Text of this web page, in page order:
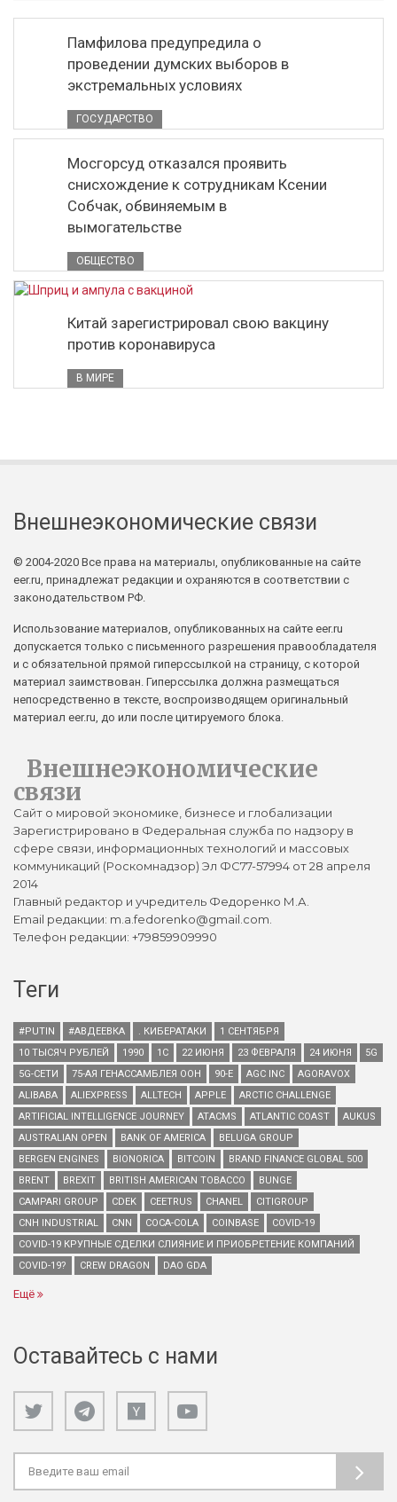
Памфилова предупредила о
проведении думских выборов в
экстремальных условиях
ГОСУДАРСТВО
Мосгорсуд отказался проявить
снисхождение к сотрудникам Ксении
Собчак, обвиняемым в
вымогательстве
ОБЩЕСТВО
Китай зарегистрировал свою вакцину
против коронавируса
В МИРЕ
Внешнеэкономические связи
© 2004-2020 Все права на материалы, опубликованные на сайте
eer.ru, принадлежат редакции и охраняются в соответствии с
законодательством РФ.
Использование материалов, опубликованных на сайте eer.ru
допускается только с письменного разрешения правообладателя
и с обязательной прямой гиперссылкой на страницу, с которой
материал заимствован. Гиперссылка должна размещаться
непосредственно в тексте, воспроизводящем оригинальный
материал eer.ru, до или после цитируемого блока.
Внешнеэкономические
связи
Сайт о мировой экономике, бизнесе и глобализации
Зарегистрировано в Федеральная служба по надзору в
сфере связи, информационных технологий и массовых
коммуникаций (Роскомнадзор) Эл ФС77-57994 от 28 апреля
2014
Главный редактор и учредитель Федоренко М.А.
Email редакции: m.a.fedorenko@gmail.com.
Телефон редакции: +79859909990
Теги
#PUTIN #АВДЕЕВКА . КИБЕРАТАКИ
1 СЕНТЯБРЯ
10 ТЫСЯЧ РУБЛЕЙ
1990 1С 22 ИЮНЯ 23 ФЕВРАЛЯ 24 ИЮНЯ
5G
5G-СЕТИ
75-АЯ ГЕНАССАМБЛЕЯ ООН 90-Е AGC INC
AGORAVOX
ALIBABA
ALIEXPRESS ALLTECH APPLE
ARCTIC CHALLENGE
ARTIFICIAL INTELLIGENCE JOURNEY
ATACMS ATLANTIC COAST
AUKUS
AUSTRALIAN OPEN
BANK OF AMERICA
BELUGA GROUP
BERGEN ENGINES
BIONORICA BITCOIN
BRAND FINANCE GLOBAL 500
BRENT
BREXIT BRITISH AMERICAN TOBACCO
BUNGE
CAMPARI GROUP
CDEK CEETRUS CHANEL
CITIGROUP
CNH INDUSTRIAL
CNN COCA-COLA COINBASE
COVID-19
COVID-19 КРУПНЫЕ СДЕЛКИ СЛИЯНИЕ И ПРИОБРЕТЕНИЕ КОМПАНИЙ
COVID-19?
CREW DRAGON DAO GDA
Ещё
Оставайтесь с нами